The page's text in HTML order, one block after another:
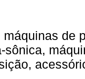
de
sônica,